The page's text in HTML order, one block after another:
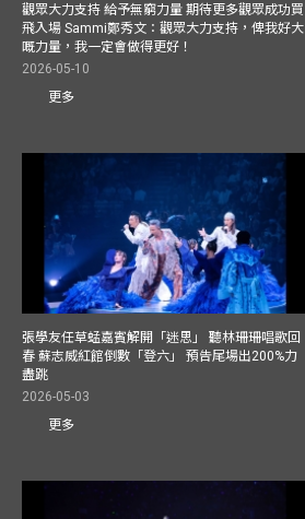
觀眾大力支持 給予無窮力量 期待更多觀眾成功買
飛入場 Sammi鄭秀文：觀眾大力支持，俾我好大
嘅力量，我一定會做得更好！
2026-05-10
更多
張學友任草蜢嘉賓解開「迷思」 聽林珊珊唱歌回
春 蘇志威紅館倒數「登六」 預告尾場出200%力
盡跳
2026-05-03
更多